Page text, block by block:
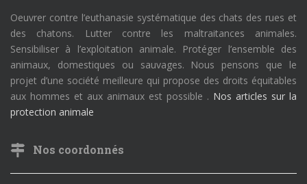
Oeuvrer contre l’euthanasie systématique des chats des rues et
des chatons. Lutter contre les maltraitances animales.
Sensibiliser à l’exploitation animale. Protéger l’ensemble des
animaux, domestiques ou sauvages. Nous pensons que le
projet d’une société meilleure qui propose des droits équitables
aux hommes et aux animaux est possible . Nos articles sur la
protection animale
Nos coordonnés